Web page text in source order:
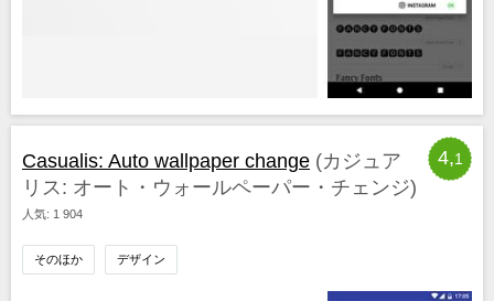
4,1
Casualis: Auto wallpaper change (カジュア
リス: オート・ウォールペーパー・チェンジ)
人気: 1 904
そのほか デザイン